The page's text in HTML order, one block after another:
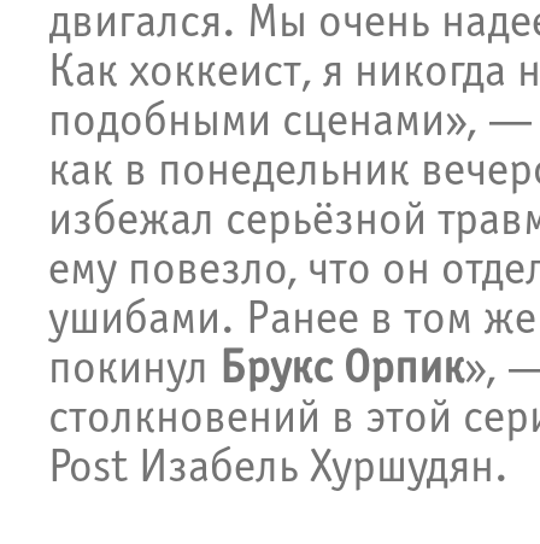
двигался. Мы очень
Как хоккеист, я никогда
подобными сценами»,
как в понедельник
избежал серьёзной
ему повезло, что он
ушибами. Ранее в том
покинул Брукс Орпик»,
столкновений в этой
Post Изабель Хуршудян.